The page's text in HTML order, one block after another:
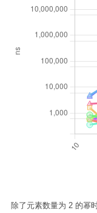
除了元素数量为 2 的幂